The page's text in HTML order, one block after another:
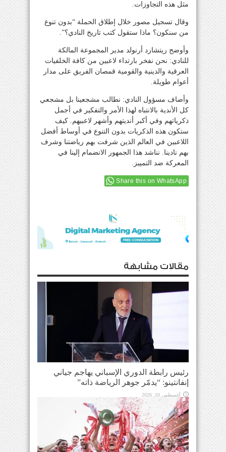
مثل هذه التجاوزات.
وقال تسجيل مصور خلال إطلاق الحملة “بدون تنوع
من سنكون؟ ماذا ستقول كتب تاريخ النادي؟”.
وأوضح ريتشارد أرنولد مدير المجموعة المالكة
للنادي: نحن نفخر بارتداء لاعبين من كافة الخلفيات
العرقية والدينية والقومية قمصان الفريق على مدار
أعوام طويلة.
وأضاف مسؤول النادي: نطالب مشجعينا بل مشجعي
كل الأندية بالانتباه لهذا الأمر والتفكير في أجمل
ذكرياتهم وفي أكبر أنديتهم وأشهر لاعبيهم. كيف
ستكون هذه الذكريات بدون التنوع في أوساط أفضل
اللاعبين في العالم الذين شرفت بهم رياضتنا وشرف
بهم نادينا. نناشد هذا الجمهور الانضمام إلينا في
المعركة ضد التمييز.
Share this on WhatsApp
مقالات مشابهة
رئيس رابطة الدوري الإسباني يهاجم جياني
إنفانتينو: “يدمّر جوهر الرياضة ذاته”
أغسطس 10, 2026